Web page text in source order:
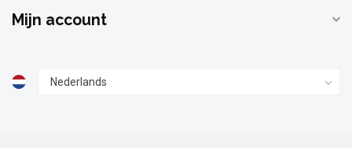
Mijn account